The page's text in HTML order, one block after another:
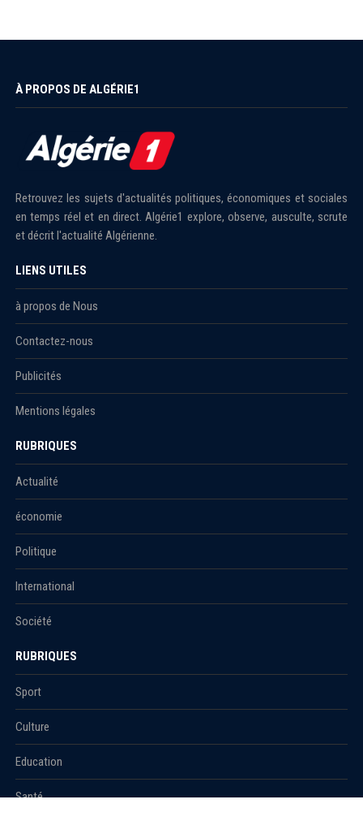
À PROPOS DE ALGÉRIE1
Retrouvez les sujets d'actualités politiques, économiques et sociales
en temps réel et en direct. Algérie1 explore, observe, ausculte, scrute
et décrit l'actualité Algérienne.
LIENS UTILES
à propos de Nous
Contactez-nous
Publicités
Mentions légales
RUBRIQUES
Actualité
économie
Politique
International
Société
RUBRIQUES
Sport
Culture
Education
Santé